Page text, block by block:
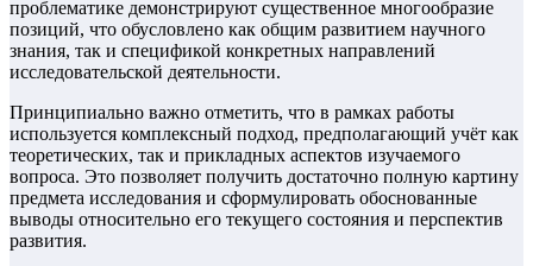
проблематике демонстрируют существенное многообразие
позиций, что обусловлено как общим развитием научного
знания, так и спецификой конкретных направлений
исследовательской деятельности.
Принципиально важно отметить, что в рамках работы
используется комплексный подход, предполагающий учёт как
теоретических, так и прикладных аспектов изучаемого
вопроса. Это позволяет получить достаточно полную картину
предмета исследования и сформулировать обоснованные
выводы относительно его текущего состояния и перспектив
развития.